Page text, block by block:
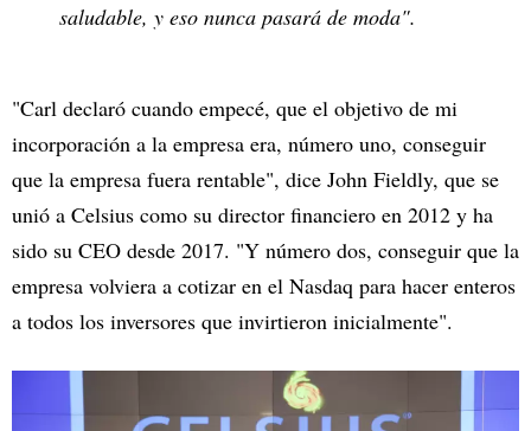
saludable, y eso nunca pasará de moda".
"Carl declaró cuando empecé, que el objetivo de mi
incorporación a la empresa era, número uno, conseguir
que la empresa fuera rentable", dice John Fieldly, que se
unió a Celsius como su director financiero en 2012 y ha
sido su CEO desde 2017. "Y número dos, conseguir que la
empresa volviera a cotizar en el Nasdaq para hacer enteros
a todos los inversores que invirtieron inicialmente".